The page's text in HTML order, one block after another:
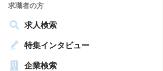
求職者の方
求人検索
特集インタビュー
企業検索